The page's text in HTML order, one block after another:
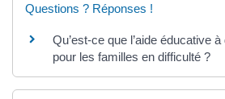
Questions ? Réponses !
Qu’est-ce que l’aide éducative
pour les familles en difficulté ?